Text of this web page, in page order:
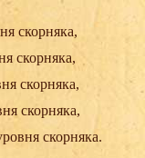
скорняка,
скорняка,
скорняка,
скорняка,
скорняка.